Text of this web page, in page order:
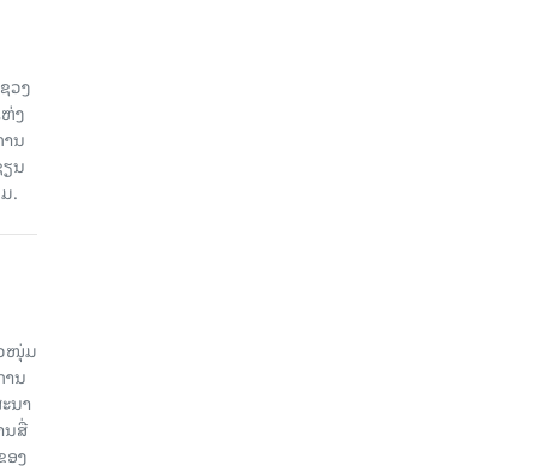
ວງ
ງ
ນ
ນ
.
ໜຸ່ມ
ນ
ນາ
ນສື່
ງ